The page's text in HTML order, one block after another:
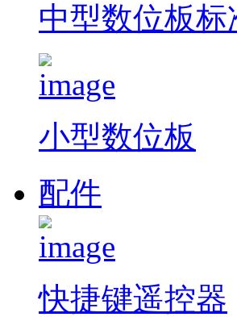
中型数位板标
小型数位板
配件
快捷键遥控器